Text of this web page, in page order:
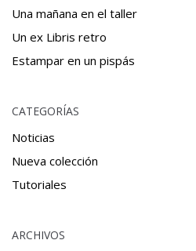
Una mañana en el taller
Un ex Libris retro
Estampar en un pispás
CATEGORÍAS
Noticias
Nueva colección
Tutoriales
ARCHIVOS